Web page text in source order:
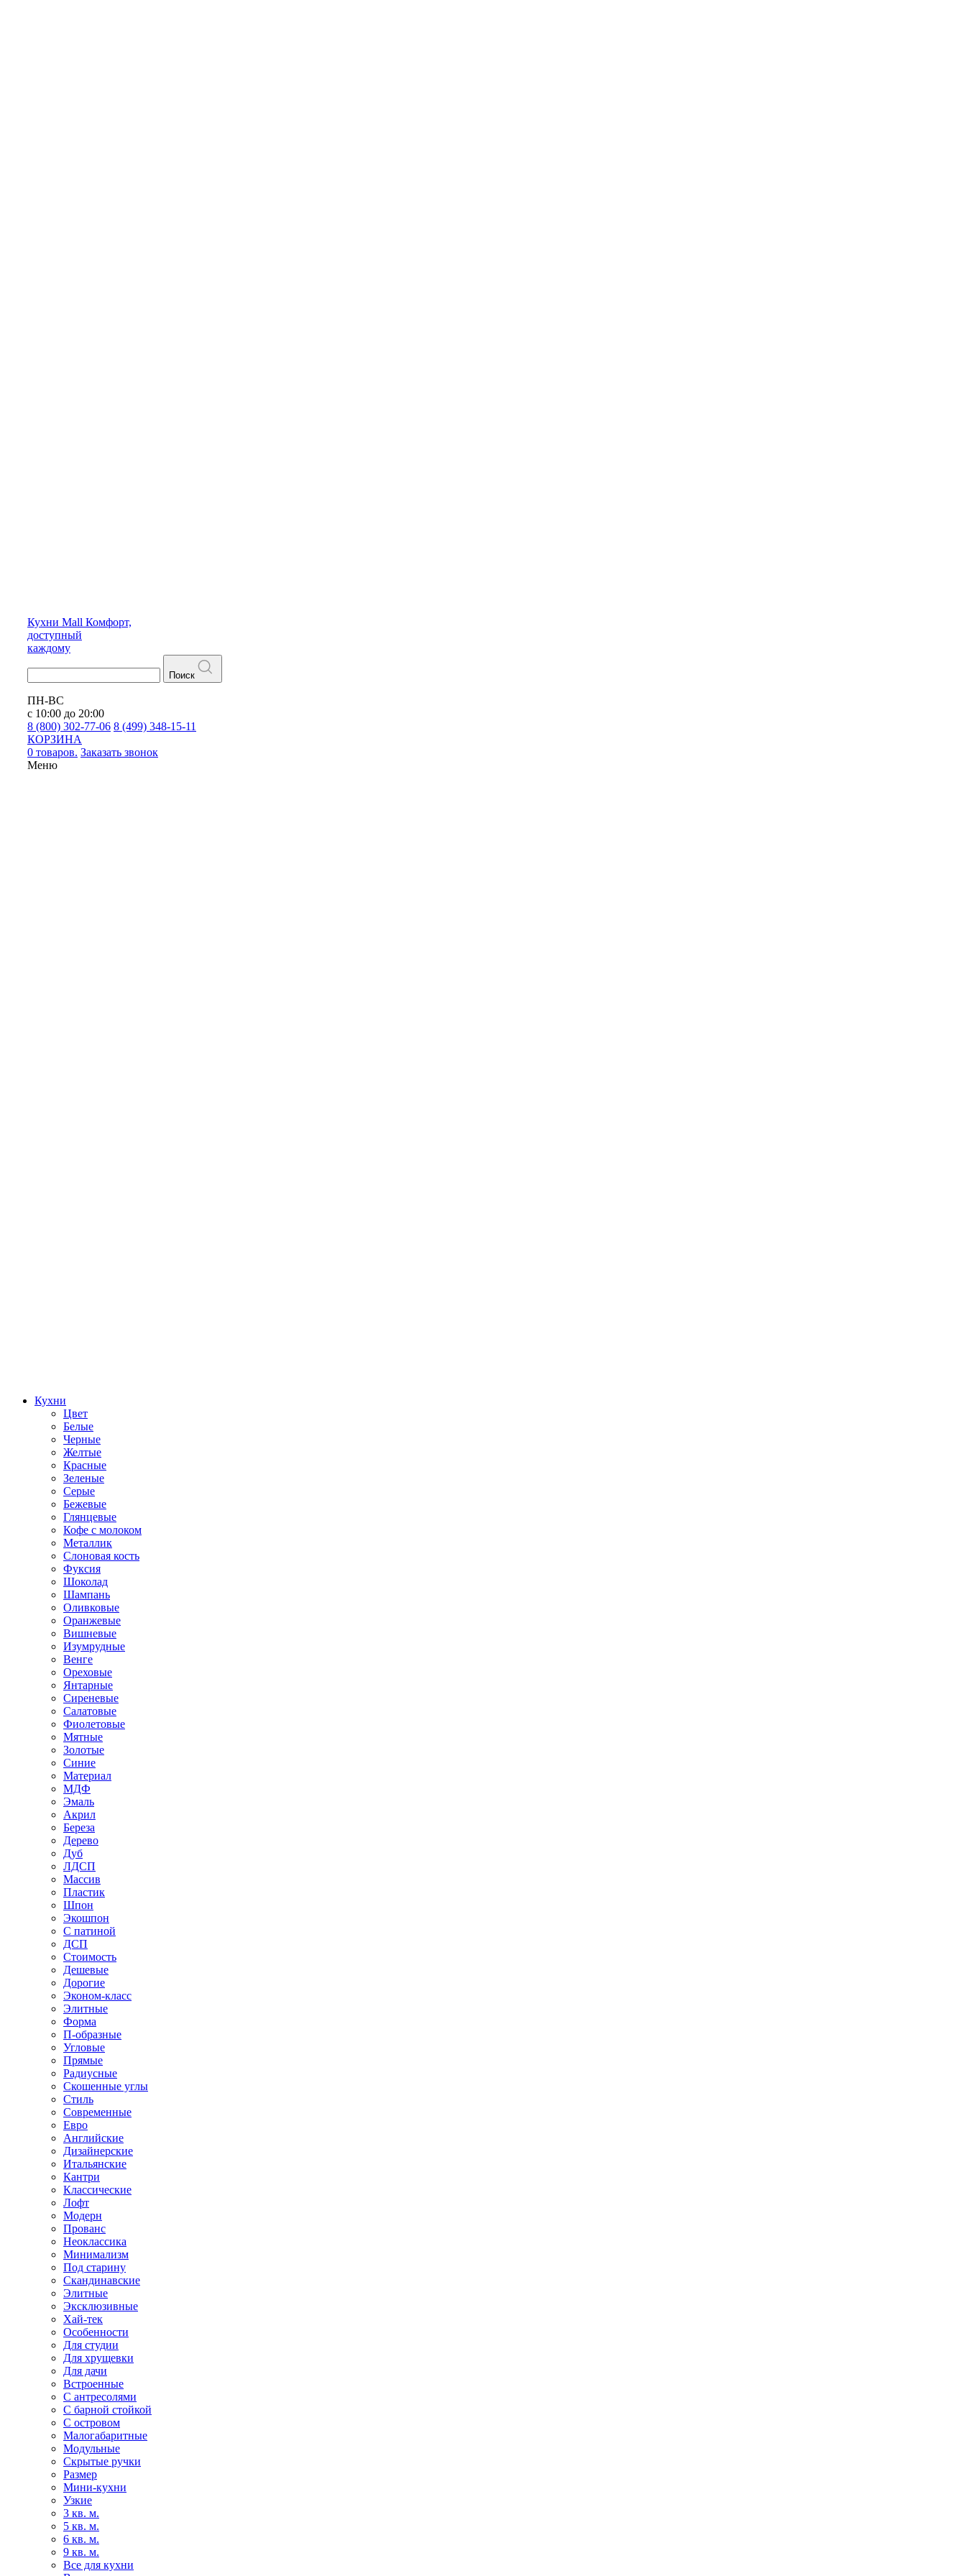
Кухни Mall Комфорт,
доступный
каждому
Поиск
ПН-ВС
с 10:00 до 20:00
8 (800) 302-77-06 8 (499) 348-15-11
КОРЗИНА
0 товаров. Заказать звонок
Меню
Кухни
Цвет
Белые
Черные
Желтые
Красные
Зеленые
Серые
Бежевые
Глянцевые
Кофе с молоком
Металлик
Слоновая кость
Фуксия
Шоколад
Шампань
Оливковые
Оранжевые
Вишневые
Изумрудные
Венге
Ореховые
Янтарные
Сиреневые
Салатовые
Фиолетовые
Мятные
Золотые
Синие
Материал
МДФ
Эмаль
Акрил
Береза
Дерево
Дуб
ЛДСП
Массив
Пластик
Шпон
Экошпон
С патиной
ДСП
Стоимость
Дешевые
Дорогие
Эконом-класс
Элитные
Форма
П-образные
Угловые
Прямые
Радиусные
Скошенные углы
Стиль
Современные
Евро
Английские
Дизайнерские
Итальянские
Кантри
Классические
Лофт
Модерн
Прованс
Неоклассика
Минимализм
Под старину
Скандинавские
Элитные
Эксклюзивные
Хай-тек
Особенности
Для студии
Для хрущевки
Для дачи
Встроенные
С антресолями
С барной стойкой
С островом
Малогабаритные
Модульные
Скрытые ручки
Размер
Мини-кухни
Узкие
3 кв. м.
5 кв. м.
6 кв. м.
9 кв. м.
Все для кухни